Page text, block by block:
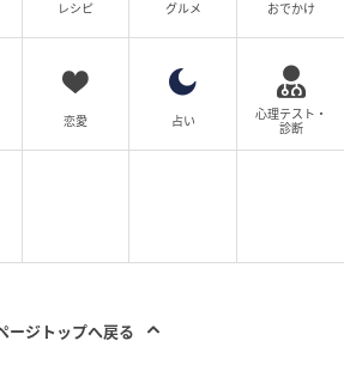
んやりと冷えた魚介スープ。しっ
レシピ グルメ おでかけ
恋愛 占い
心理テスト・
診断
ージトップへ戻る